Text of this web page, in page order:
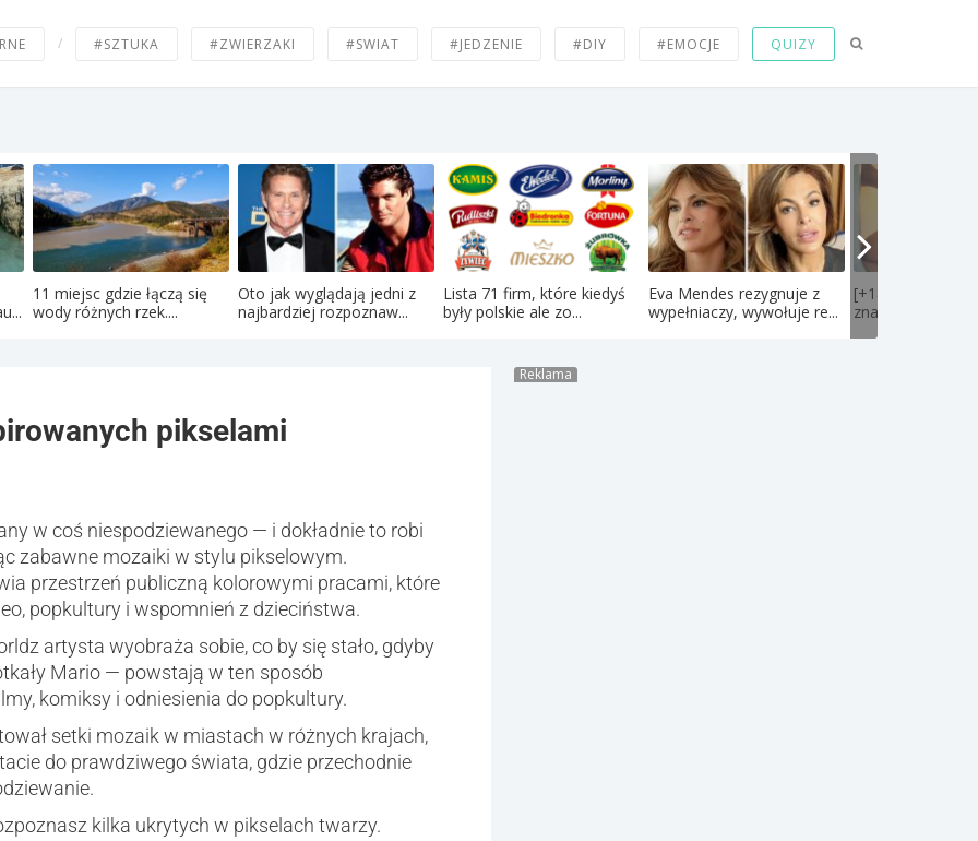
/ #SZTUKA #ZWIERZAKI #SWIAT #JEDZENIE #DIY #EMOCJE QUIZY
11 miejsc gdzie łączą się
wody różnych rzek....
Oto jak wyglądają jedni z
najbardziej rozpoznaw...
Lista 71 firm, które kiedyś
były polskie ale zo...
Eva Mendes rezygnuje z
wypełniaczy, wywołuje re...
[+18] PIERwSI w
znane polskie
pikselami
w coś niespodziewanego — i dokładnie to robi
zabawne mozaiki w stylu pikselowym.
przestrzeń publiczną kolorowymi pracami, które
popkultury i wspomnień z dzieciństwa.
artysta wyobraża sobie, co by się stało, gdyby
Mario — powstają w ten sposób
komiksy i odniesienia do popkultury.
setki mozaik w miastach w różnych krajach,
do prawdziwego świata, gdzie przechodnie
kilka ukrytych w pikselach twarzy.
Reklama